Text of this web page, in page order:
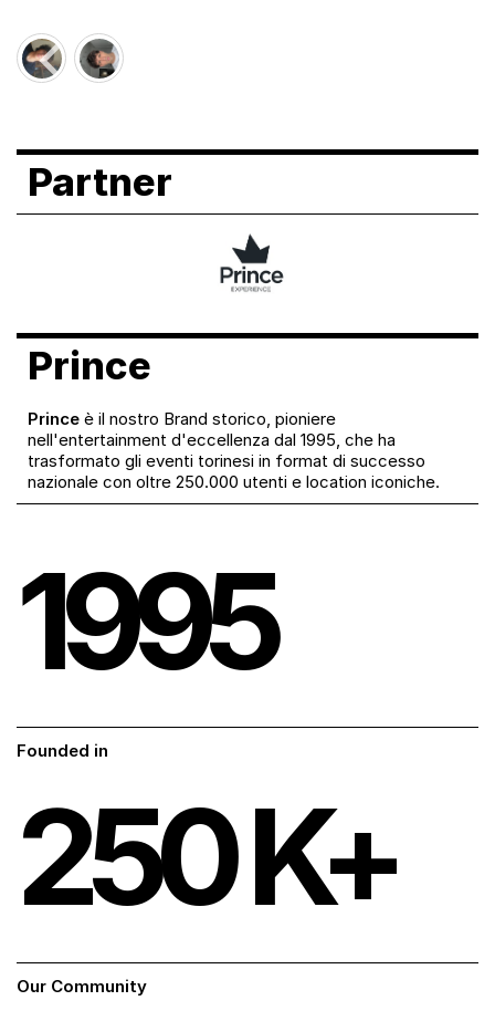
Partner
Prince
Prince è il nostro Brand storico, pioniere
nell'entertainment d'eccellenza dal 1995, che ha
trasformato gli eventi torinesi in format di successo
nazionale con oltre 250.000 utenti e location iconiche.
1995
Founded in
250K+
Our Community